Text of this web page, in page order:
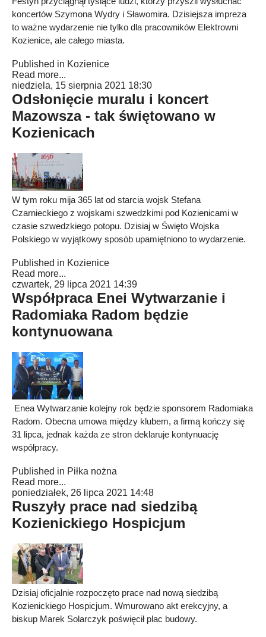
koncertów Szymona Wydry i Sławomira. Dzisiejsza impreza
to ważne wydarzenie nie tylko dla pracowników Elektrowni
Kozienice, ale całego miasta.
Published in Kozienice
Read more...
niedziela, 15 sierpnia 2021 18:30
Odsłonięcie muralu i koncert
Mazowsza - tak świętowano w
Kozienicach
W tym roku mija 365 lat od starcia wojsk Stefana
Czarnieckiego z wojskami szwedzkimi pod Kozienicami w
czasie szwedzkiego potopu. Dzisiaj w Święto Wojska
Polskiego w wyjątkowy sposób upamiętniono to wydarzenie.
Published in Kozienice
Read more...
czwartek, 29 lipca 2021 14:39
Współpraca Enei Wytwarzanie i
Radomiaka Radom będzie
kontynuowana
Enea Wytwarzanie kolejny rok będzie sponsorem Radomiaka
Radom. Obecna umowa między klubem, a firmą kończy się
31 lipca, jednak każda ze stron deklaruje kontynuację
współpracy.
Published in Piłka nożna
Read more...
poniedziałek, 26 lipca 2021 14:48
Ruszyły prace nad siedzibą
Kozienickiego Hospicjum
Dzisiaj oficjalnie rozpoczęto prace nad nową siedzibą
Kozienickiego Hospicjum. Wmurowano akt erekcyjny, a
biskup Marek Solarczyk poświęcił plac budowy.